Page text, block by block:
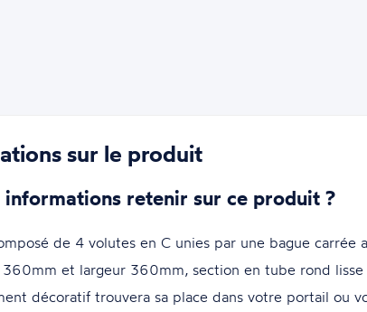
sur le produit
informations retenir sur ce produit ?
de 4 volutes en C unies par une bague carrée
et largeur 360mm, section en tube rond lisse
décoratif trouvera sa place dans votre portail ou